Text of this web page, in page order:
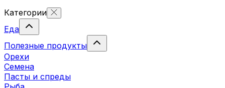
Категории
Еда
Полезные продукты
Орехи
Семена
Пасты и спреды